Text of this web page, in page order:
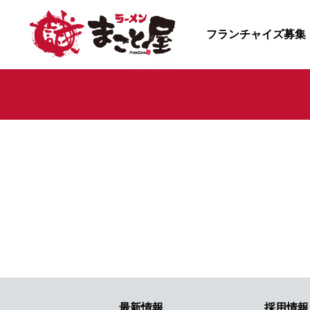
フランチャイズ募集
最新情報 採用情報